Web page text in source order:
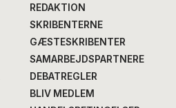
REDAKTION
SKRIBENTERNE
GÆSTESKRIBENTER
SAMARBEJDSPARTNERE
DEBATREGLER
BLIV MEDLEM